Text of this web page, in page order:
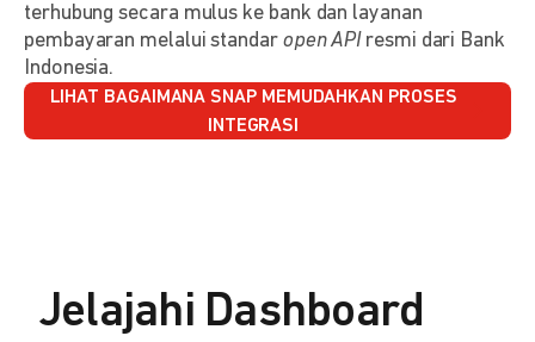
terhubung secara mulus ke bank dan layanan
pembayaran melalui standar open APIresmi dari Bank
Indonesia.
LIHAT BAGAIMANA SNAP MEMUDAHKAN PROSES
INTEGRASI
Jelajahi Dashboard